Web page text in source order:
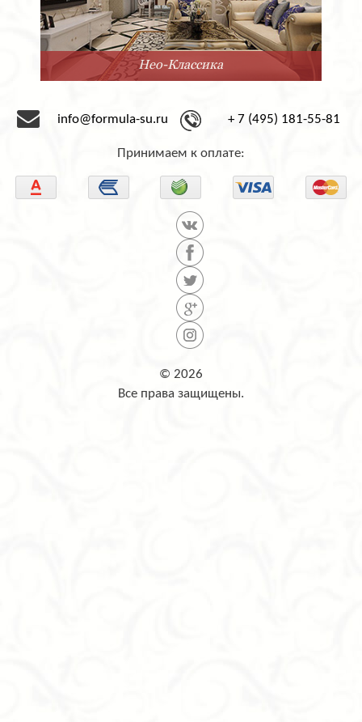
Нео-Классика
info@formula-su.ru + 7 (495) 181-55-81
Принимаем к оплате:
© 2026
Все права защищены.